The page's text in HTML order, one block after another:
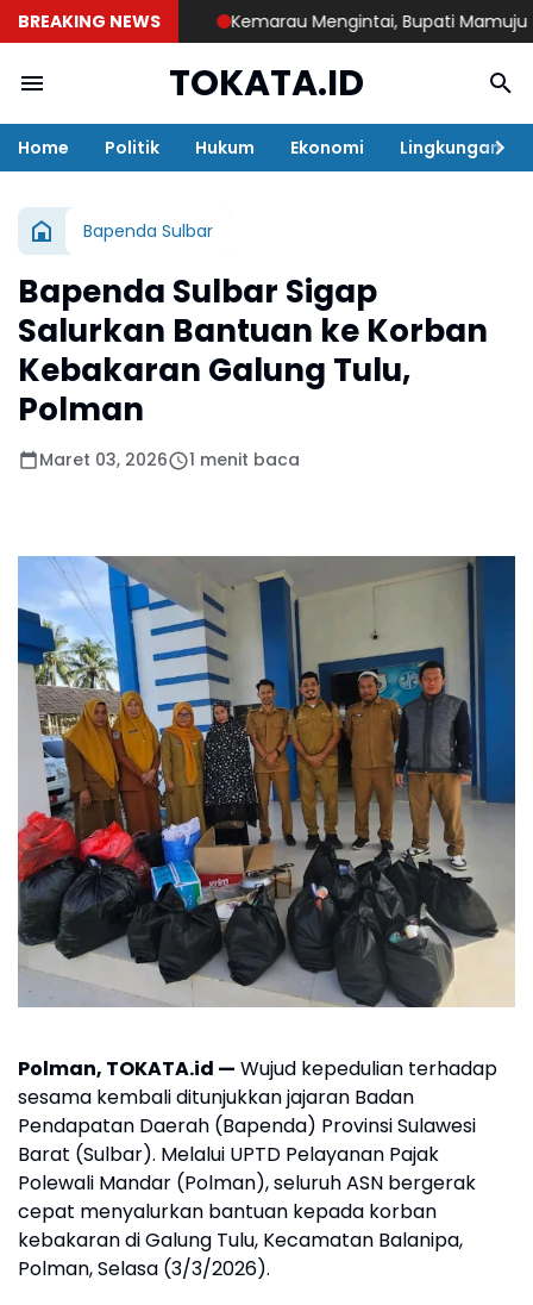
BREAKING NEWS Kemarau Mengintai, Bupati Mamuju
TOKATA.ID
Home Politik Hukum Ekonomi Lingkungan
Bapenda Sulbar
Bapenda Sulbar Sigap
Salurkan Bantuan ke Korban
Kebakaran Galung Tulu,
Polman
Maret 03, 2026 1 menit baca
Polman, TOKATA.id — Wujud kepedulian terhadap
sesama kembali ditunjukkan jajaran Badan
Pendapatan Daerah (Bapenda) Provinsi Sulawesi
Barat (Sulbar). Melalui UPTD Pelayanan Pajak
Polewali Mandar (Polman), seluruh ASN bergerak
cepat menyalurkan bantuan kepada korban
kebakaran di Galung Tulu, Kecamatan Balanipa,
Polman, Selasa (3/3/2026).